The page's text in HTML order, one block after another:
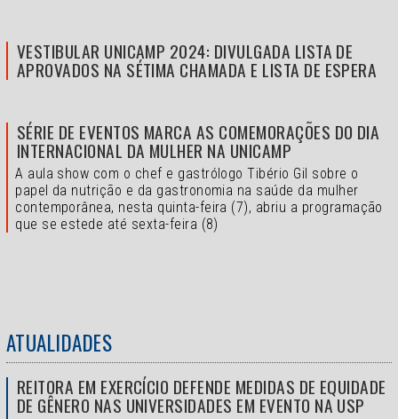
VESTIBULAR UNICAMP 2024: DIVULGADA LISTA DE
APROVADOS NA SÉTIMA CHAMADA E LISTA DE ESPERA
SÉRIE DE EVENTOS MARCA AS COMEMORAÇÕES DO DIA
INTERNACIONAL DA MULHER NA UNICAMP
A aula show com o chef e gastrólogo Tibério Gil sobre o
papel da nutrição e da gastronomia na saúde da mulher
contemporânea, nesta quinta-feira (7), abriu a programação
que se estede até sexta-feira (8)
ATUALIDADES
REITORA EM EXERCÍCIO DEFENDE MEDIDAS DE EQUIDADE
DE GÊNERO NAS UNIVERSIDADES EM EVENTO NA USP